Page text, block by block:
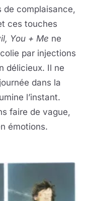
complaisance,
ces touches
You + Me ne
par injections
délicieux. Il ne
dans la
l’instant.
faire de vague,
émotions.